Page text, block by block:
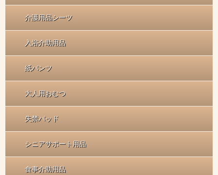
介護用品シーツ
入浴介助用品
紙パンツ
大人用おむつ
失禁パッド
シニアサポート用品
食事介助用品